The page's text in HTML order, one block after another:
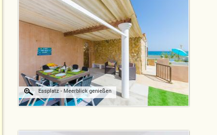
Essplatz - Meerblick genießen